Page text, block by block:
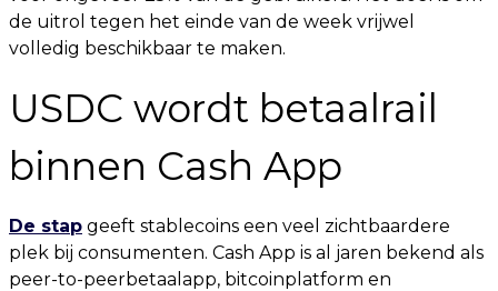
de uitrol tegen het einde van de week vrijwel
volledig beschikbaar te maken.
USDC wordt betaalrail
binnen Cash App
De stap geeft stablecoins een veel zichtbaardere
plek bij consumenten. Cash App is al jaren bekend als
peer-to-peerbetaalapp, bitcoinplatform en